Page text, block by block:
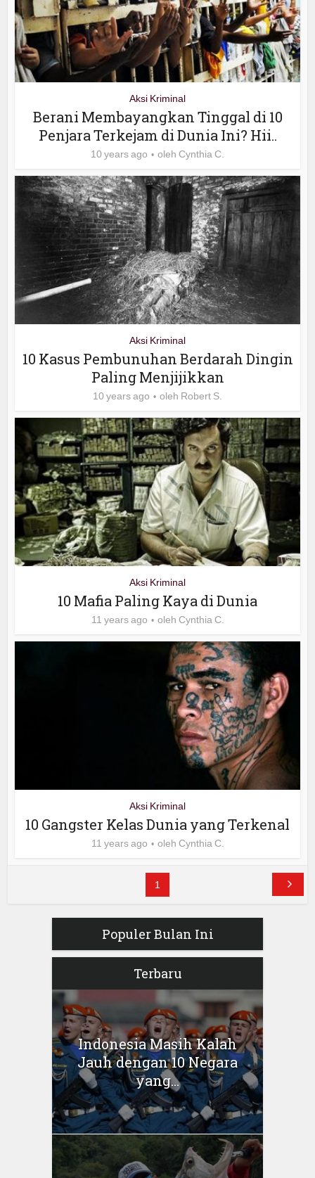
Aksi Kriminal
Berani Membayangkan Tinggal di 10
Penjara Terkejam di Dunia Ini? Hii..
10 years ago oleh Cynthia C.
Aksi Kriminal
10 Kasus Pembunuhan Berdarah Dingin
Paling Menjijikkan
10 years ago oleh Robert S.
Aksi Kriminal
10 Mafia Paling Kaya di Dunia
11 years ago oleh Cynthia C.
Aksi Kriminal
10 Gangster Kelas Dunia yang Terkenal
11 years ago oleh Cynthia C.
1
Populer Bulan Ini
Terbaru
Indonesia Masih Kalah
Jauh dengan 10 Negara
yang...